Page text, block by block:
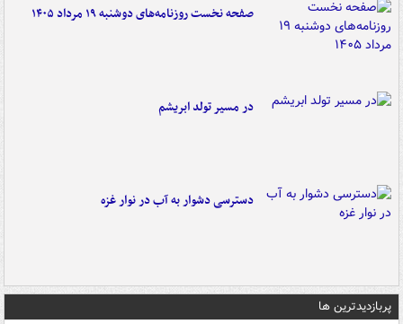
صفحه نخست روزنامه‌های دوشنبه ۱۹ مرداد ۱۴۰۵
در مسیر تولد ابریشم
دسترسی دشوار به آب در نوار غزه
پربازدیدترین ها